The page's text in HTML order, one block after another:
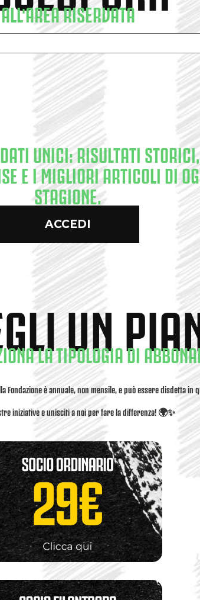
ALL'AREA RISERVATA
UNICI: RISULTATI STORICI,
E I MIGLIORI ARTICOLI DI
STAGIONE.
ACCEDI
UN
LA TIPOLOGIA DI
Fondazione è annuale, non mensile, e può essere disdetta in
iniziative e unisciti a noi per fare la differenza! 🌍✨